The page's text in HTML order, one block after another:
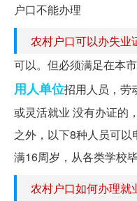
户口不能办理
农村户口可以办失业
可以。但必须满足在本
用人单位招用人员，劳
或灵活就业 没有办证的
之外，以下8种人员可
满16周岁，从各类学校
农村户口如何办理就